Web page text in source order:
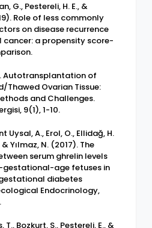
G., Pestereli, H. E., &
Role of less commonly
on disease recurrence
cancer: a propensity score-
Autotransplantation of
Thawed Ovarian Tissue:
and Challenges.
9(1), 1-10.
Uysal, A., Erol, O., Ellidağ, H.
& Yılmaz, N. (2017). The
serum ghrelin levels
age fetuses in
diabetes
Endocrinology,
T., Bozkurt, S., Pestereli, E., &